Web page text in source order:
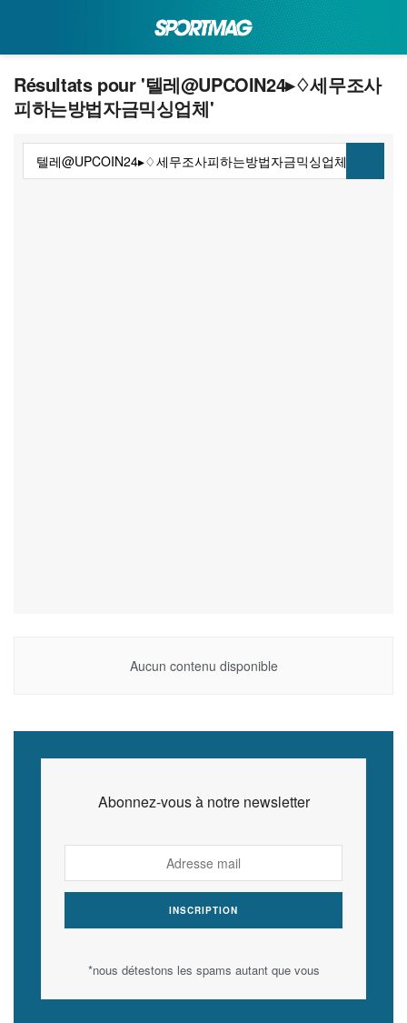
Résultats pour '텔레@UPCOIN24▸♢세무조사
피하는방법자금믹싱업체'
Aucun contenu disponible
Abonnez-vous à notre newsletter
*nous détestons les spams autant que vous